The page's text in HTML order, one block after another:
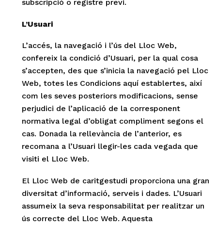
subscripció o registre previ.
L’Usuari
L’accés, la navegació i l’ús del Lloc Web,
confereix la condició d’Usuari, per la qual cosa
s’accepten, des que s’inicia la navegació pel Lloc
Web, totes les Condicions aquí establertes, així
com les seves posteriors modificacions, sense
perjudici de l’aplicació de la corresponent
normativa legal d’obligat compliment segons el
cas. Donada la rellevància de l’anterior, es
recomana a l’Usuari llegir-les cada vegada que
visiti el Lloc Web.
El Lloc Web de caritgestudi proporciona una gran
diversitat d’informació, serveis i dades. L’Usuari
assumeix la seva responsabilitat per realitzar un
ús correcte del Lloc Web. Aquesta